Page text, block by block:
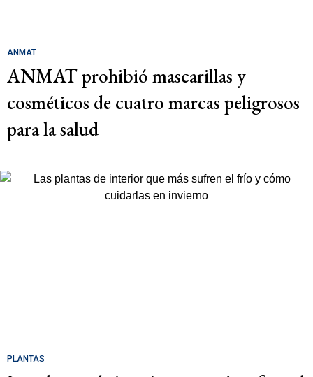
ANMAT
ANMAT prohibió mascarillas y
cosméticos de cuatro marcas peligrosos
para la salud
PLANTAS